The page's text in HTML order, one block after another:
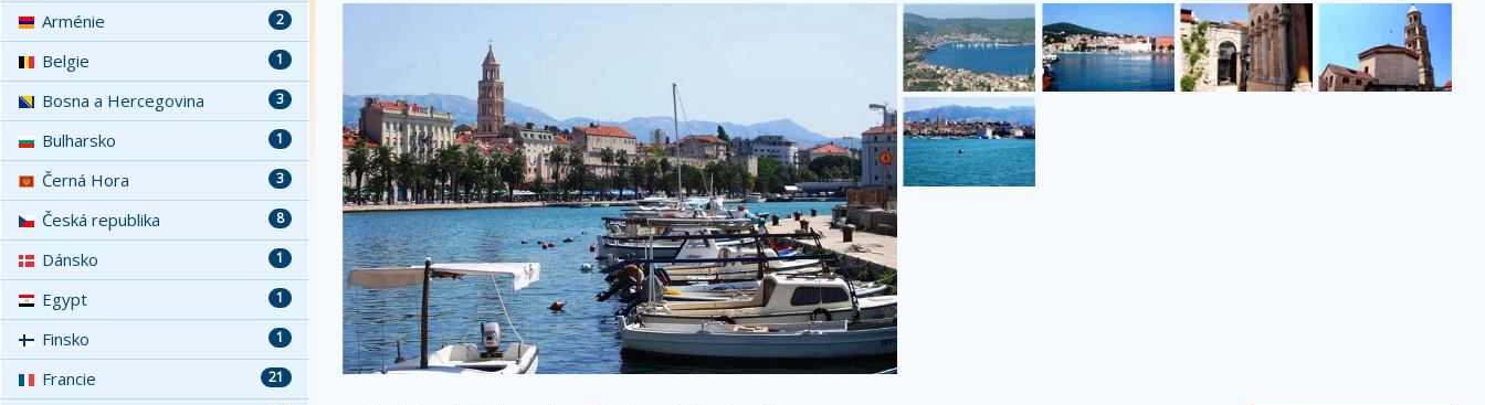
2
Arménie
1
Belgie
3
Bosna a Hercegovina
1
Bulharsko
3
Černá Hora
8
Česká republika
1
Dánsko
1
Egypt
1
Finsko
21
Francie